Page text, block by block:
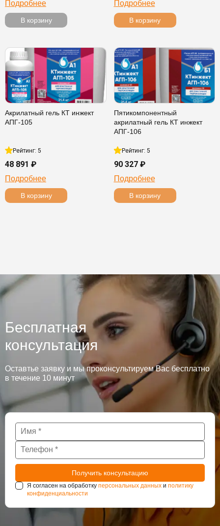
Подробнее
В корзину
Подробнее
В корзину
Акрилатный гель КТ инжект
АПГ-105
Рейтинг: 5
48 891 ₽
Подробнее
В корзину
Пятикомпонентный
акрилатный гель КТ инжект
АПГ-106
Рейтинг: 5
90 327 ₽
Подробнее
В корзину
Бесплатная
консультация
Оставтье заявку и мы проконсультируем Вас бесплатно
в течение 10 минут
Я согласен на обработку персональных данных и политику
конфиденциальности